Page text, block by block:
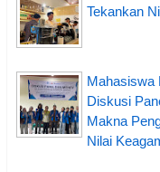
Tekankan
Mahasiswa
Diskusi
Makna
Nilai